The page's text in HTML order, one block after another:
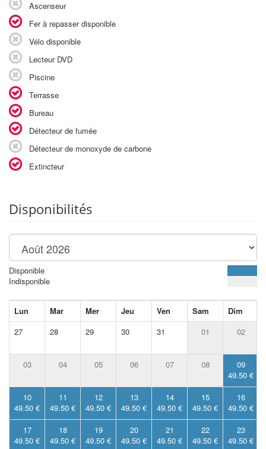
Ascenseur
Fer à repasser disponible
Vélo disponible
Lecteur DVD
Piscine
Terrasse
Bureau
Détecteur de fumée
Détecteur de monoxyde de carbone
Extincteur
Disponibilités
Disponible
Indisponible
Lun Mar Mer Jeu Ven Sam
Dim
27
28 29 30 31 01 02
03 04 05 06 07 08
09
49.50 €
10
49.50 €
11
49.50 €
12
49.50 €
13
49.50 €
14
49.50 €
15
49.50 €
16
49.50 €
17
49.50 €
18
49.50 €
19
49.50 €
20
49.50 €
21
49.50 €
22
49.50 €
23
49.50 €